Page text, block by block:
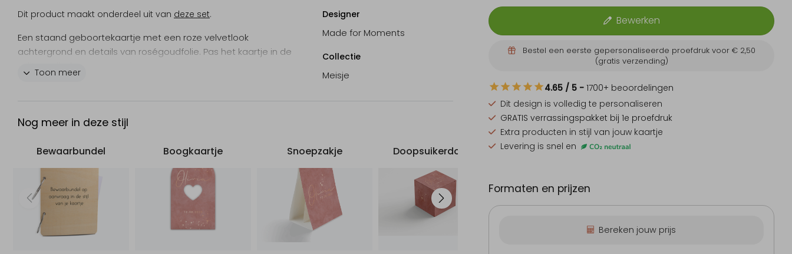
Dit product maakt onderdeel uit van deze set.
Een staand geboortekaartje met een roze velvetlook
achtergrond en details van roségoudfolie. Pas het kaartje in de
Toon meer
Designer
Made for Moments
Collectie
Meisje
Nog meer in deze stijl
Bewaarbundel Boogkaartje Snoepzakje Doopsuikerdoosje
Bewerken
Bestel een eerste gepersonaliseerde proefdruk voor € 2,50
(gratis verzending)
4.65 / 5 - 1700+ beoordelingen
Dit design is volledig te personaliseren
GRATIS verrassingspakket bij 1e proefdruk
Extra producten in stijl van jouw kaartje
Levering is snel en
Formaten en prijzen
Bereken jouw prijs